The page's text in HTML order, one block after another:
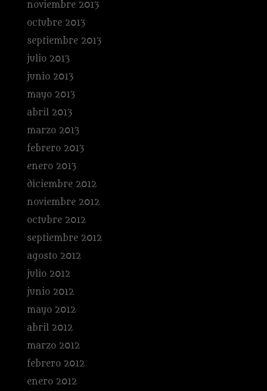
noviembre 2013
octubre 2013
septiembre 2013
julio 2013
junio 2013
mayo 2013
abril 2013
marzo 2013
febrero 2013
enero 2013
diciembre 2012
noviembre 2012
octubre 2012
septiembre 2012
agosto 2012
julio 2012
junio 2012
mayo 2012
abril 2012
marzo 2012
febrero 2012
enero 2012